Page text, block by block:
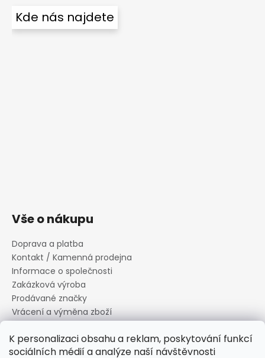
K personalizaci obsahu a reklam, poskytování funkcí
sociálních médií a analýze naší návštěvnosti
Kde nás najdete
Vše o nákupu
Doprava a platba
Kontakt / Kamenná prodejna
Informace o společnosti
Zakázková výroba
Prodávané značky
Vrácení a výměna zboží
Informace o souborech cookies
Reklamační řád